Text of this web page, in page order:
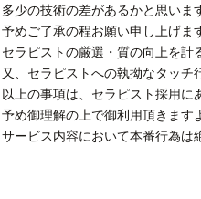
多少の技術の差があるかと思いま
予めご了承の程お願い申し上げま
セラピストの厳選・質の向上を計
又、セラピストへの執拗なタッチ
以上の事項は、セラピスト採用に
予め御理解の上で御利用頂きます
サービス内容において本番行為は